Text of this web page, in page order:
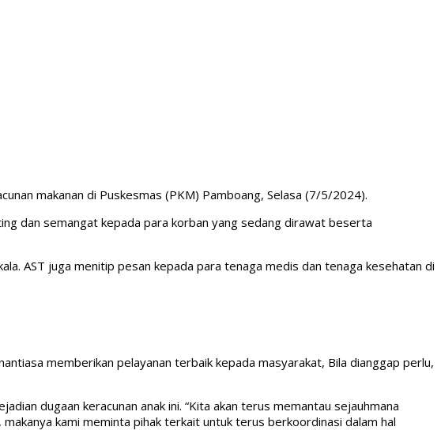
makanan di Puskesmas (PKM) Pamboang, Selasa (7/5/2024).
dan semangat kepada para korban yang sedang dirawat beserta
AST juga menitip pesan kepada para tenaga medis dan tenaga kesehatan di
memberikan pelayanan terbaik kepada masyarakat, Bila dianggap perlu,
dugaan keracunan anak ini. “Kita akan terus memantau sejauhmana
kami meminta pihak terkait untuk terus berkoordinasi dalam hal